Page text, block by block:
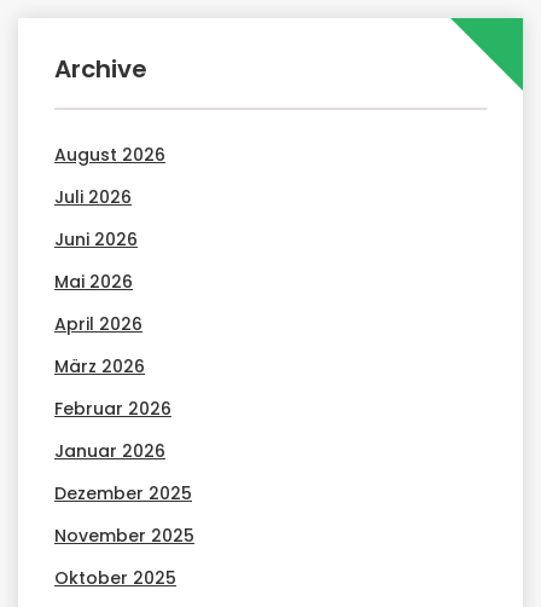
Archive
August 2026
Juli 2026
Juni 2026
Mai 2026
April 2026
März 2026
Februar 2026
Januar 2026
Dezember 2025
November 2025
Oktober 2025